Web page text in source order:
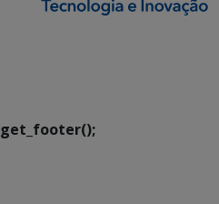
get_footer();